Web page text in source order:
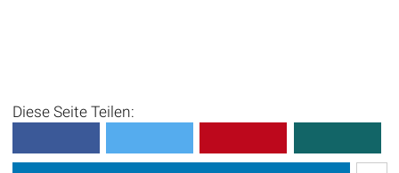
Diese Seite Teilen: